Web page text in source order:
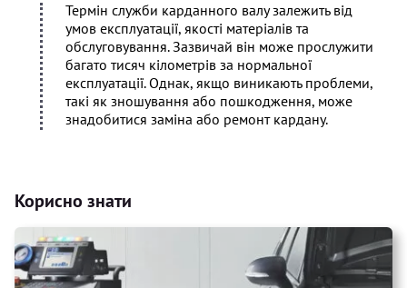
Термін служби карданного валу залежить від
умов експлуатації, якості матеріалів та
обслуговування. Зазвичай він може прослужити
багато тисяч кілометрів за нормальної
експлуатації. Однак, якщо виникають проблеми,
такі як зношування або пошкодження, може
знадобитися заміна або ремонт кардану.
Корисно знати